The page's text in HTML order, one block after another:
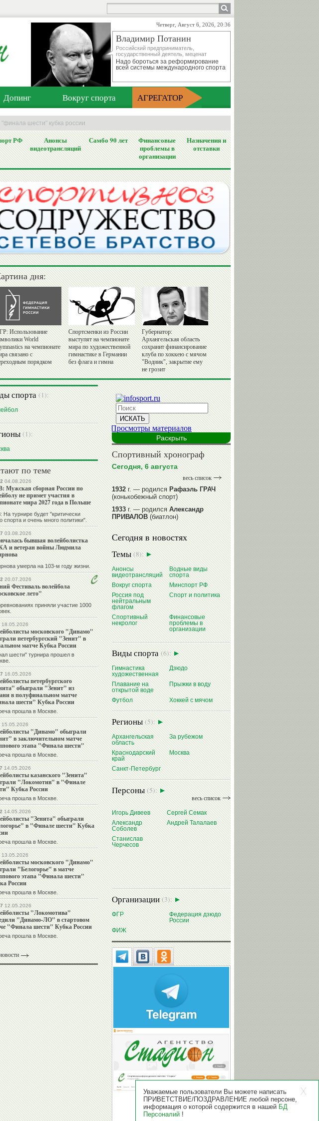
Четверг, Август 6, 2026, 20:36
Владимир Потанин
Российский предприниматель,
государственный деятель, меценат
Надо бороться за реформирование
всей системы международного спорта
Допинг Вокруг спорта АГРЕГАТОР
шести" кубка россии
РФ
Анонсы
видеотрансляций
Самбо 90 лет
Финансовые
проблемы в
организации
Назначения и
отставки
дня:
Использование
World
на чемпионате
связано с
порядком
Спортсменки из России
выступят на чемпионате
мира по художественной
гимнастике в Германии
без флага и гимна
Губернатор:
Архангельская область
сохранит финансирование
клуба по хоккею с мячом
"Водник", закрытие ему
не грозит
спорта(1):
(1):
по теме
04.08.2026
Мужская сборная России по
не примет участия в
мира 2027 года в Польше
На турнире будет "критически
спорта и очень много политики".
03.08.2026
бывшая волейболистка
и ветеран войны Людмила
умерла на 103-м году жизни.
20.07.2026
Фестиваль волейбола
лето"
приняли участие 1000
18.05.2026
московского "Динамо"
петербургский "Зенит" в
матче Кубка России
шести" турнира прошел в
16.05.2026
петербургского
обыграли "Зенит" из
в полуфинальном матче
шести" Кубка России
прошла в Москве.
15.05.2026
"Динамо" обыграли
в заключительном матче
этапа "Финала шести"
прошла в Москве.
14.05.2026
казанского "Зенита"
"Локомотив" в "Финале
Кубка России
прошла в Москве.
14.05.2026
"Зенита" обыграли
в "Финале шести" Кубка
прошла в Москве.
13.05.2026
московского "Динамо"
"Белогорье" в матче
этапа "Финала шести"
России
прошла в Москве.
12.05.2026
"Локомотива"
"Динамо-ЛО" в стартовом
"Финала шести" Кубка России
прошла в Москве.
Раскрыть
Спортивный хронограф
Сегодня, 6 августа
весь список
1932г. — родилсяРафаэль ГРАЧ
(конькобежный спорт)
1933г. — родилсяАлександр
ПРИВАЛОВ(биатлон)
1939г. — родилсяАнатолий
ИОНОВ(хоккей)
1939г. — родилсяАнатолий
ЦАРИК(борьба вольная)
1946г. — родилсяВиктор
БАЖЕНОВ(фехтование)
читать далее
Сегодня в новостях
Темы(8):
Анонсы
видеотрансляций
Водные виды
спорта
Вокруг спорта
Минспорт РФ
Россия под
нейтральным
флагом
Спорт и политика
Спортивный
некролог
Финансовые
проблемы в
организации
Виды спорта(6):
Гимнастика
художественная
Дзюдо
Плавание на
открытой воде
Прыжки в воду
Футбол Хоккей с мячом
Регионы(5):
Архангельская
область
За рубежом
Краснодарский
край
Москва
Санкт-Петербург
Персоны(5):
весь список
Игорь Дивеев
Сергей Семак
Александр
Соболев
Андрей Талалаев
Станислав
Черчесов
Организации(3):
ФГР
Федерация дзюдо
России
ФИЖ
Уважаемые пользователи Вы можете написать
ПРИВЕТСТВИЕ/ПОЗДРАВЛЕНИЕ любой персоне,
информация о которой содержится в нашей БД
Персоналий !